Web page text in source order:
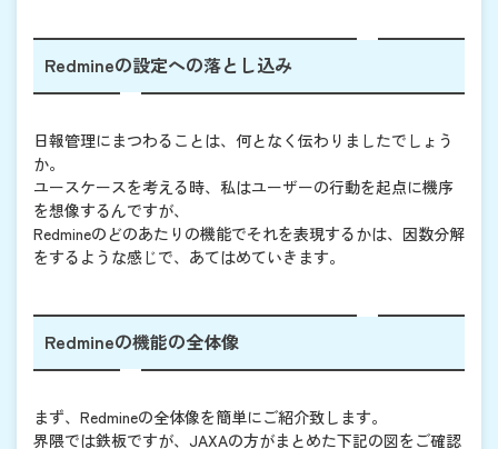
Redmineの設定への落とし込み
日報管理にまつわることは、何となく伝わりましたでしょう
か。
ユースケースを考える時、私はユーザーの行動を起点に機序
を想像するんですが、
Redmineのどのあたりの機能でそれを表現するかは、因数分解
をするような感じで、あてはめていきます。
Redmineの機能の全体像
まず、Redmineの全体像を簡単にご紹介致します。
界隈では鉄板ですが、JAXAの方がまとめた下記の図をご確認